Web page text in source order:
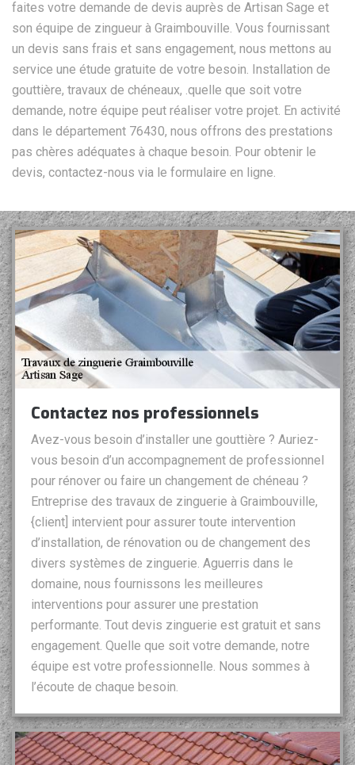
faites votre demande de devis auprès de Artisan Sage et
son équipe de zingueur à Graimbouville. Vous fournissant
un devis sans frais et sans engagement, nous mettons au
service une étude gratuite de votre besoin. Installation de
gouttière, travaux de chéneaux, .quelle que soit votre
demande, notre équipe peut réaliser votre projet. En activité
dans le département 76430, nous offrons des prestations
pas chères adéquates à chaque besoin. Pour obtenir le
devis, contactez-nous via le formulaire en ligne.
Contactez nos professionnels
Avez-vous besoin d’installer une gouttière ? Auriez-
vous besoin d’un accompagnement de professionnel
pour rénover ou faire un changement de chéneau ?
Entreprise des travaux de zinguerie à Graimbouville,
{client] intervient pour assurer toute intervention
d’installation, de rénovation ou de changement des
divers systèmes de zinguerie. Aguerris dans le
domaine, nous fournissons les meilleures
interventions pour assurer une prestation
performante. Tout devis zinguerie est gratuit et sans
engagement. Quelle que soit votre demande, notre
équipe est votre professionnelle. Nous sommes à
l’écoute de chaque besoin.